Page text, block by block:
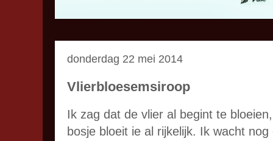
donderdag 22 mei 2014
Vlierbloesemsiroop
Ik zag dat de vlier al begint te
bosje bloeit ie al rijkelijk. Ik wacht